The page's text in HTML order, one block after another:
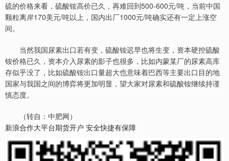
硫的价格来看，硫酸铵高价已久，再难回到500-600元/吨，当前中国
颗粒离岸170美元/吨以上，国内出厂1000元/吨确实还有一定上涨空
间。
当然我国尿素出口若有变，硫酸铵迟早也将生变，资本硬控硫酸
铵价格已久，资本介入尿素的影子也很多，比如内蒙某厂的尿素高库
存似乎没了，比如硫酸铵出口量超大也意味着巴西等主要出口目的地
国家与我国之间的博弈将更加明显，望大家对尿素和硫酸铵继续持谨
慎态度。
（转自：中肥网）
新浪合作大平台期货开户 安全快捷有保障